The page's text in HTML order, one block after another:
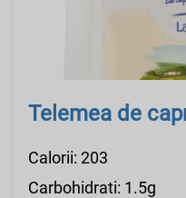
Telemea de
Calorii: 203
Carbohidrati: 1.5g